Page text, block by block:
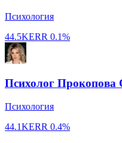
Психология
44.5KERR 0.1%
Психолог Прокопова
Психология
44.1KERR 0.4%